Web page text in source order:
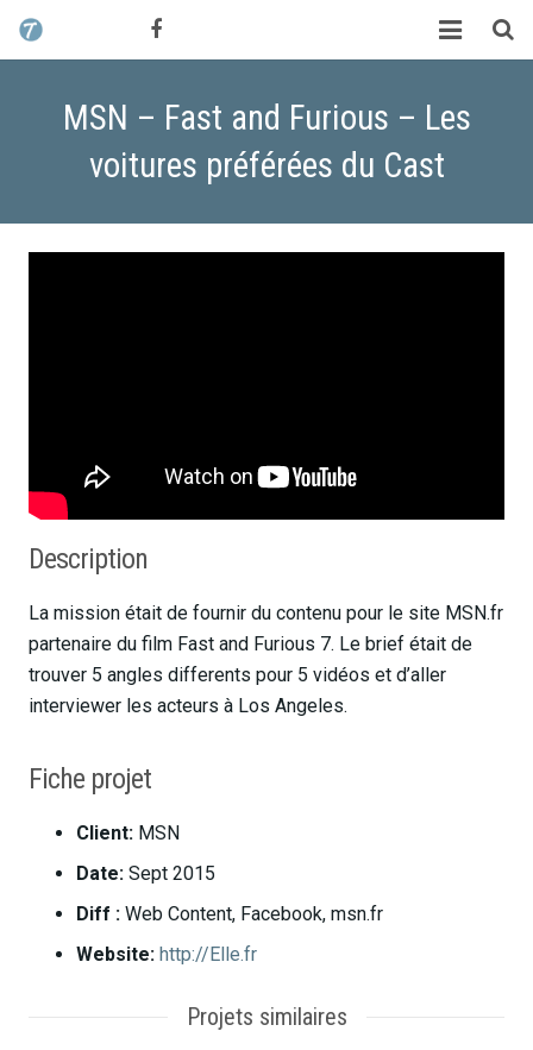
MSN – Fast and Furious – Les
voitures préférées du Cast
Description
La mission était de fournir du contenu pour le site MSN.fr
partenaire du film Fast and Furious 7. Le brief était de
trouver 5 angles differents pour 5 vidéos et d’aller
interviewer les acteurs à Los Angeles.
Fiche projet
Client: MSN
Date: Sept 2015
Diff : Web Content, Facebook, msn.fr
Website: http://Elle.fr
Projets similaires